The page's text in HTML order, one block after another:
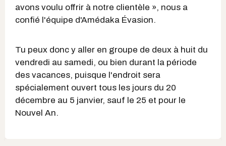
avons voulu offrir à notre clientèle », nous a
confié l'équipe d'Amédaka Évasion.
Tu peux donc y aller en groupe de deux à huit du
vendredi au samedi, ou bien durant la période
des vacances, puisque l'endroit sera
spécialement ouvert tous les jours du 20
décembre au 5 janvier, sauf le 25 et pour le
Nouvel An.